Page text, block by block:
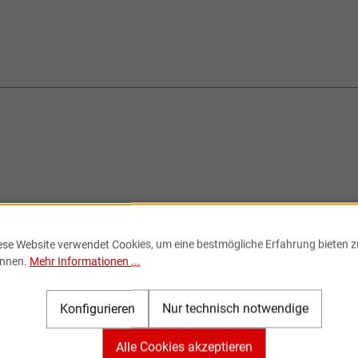
Website verwendet Cookies, um eine bestmögliche Erfahrung bieten
Mehr Informationen ...
Nur technisch notwendige
Konfigurieren
Alle Cookies akzeptieren